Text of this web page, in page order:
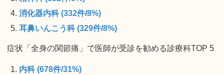
消化器内科 (332件/8%)
耳鼻いんこう科 (329件/8%)
症状「全身の関節痛」で医師が受診を勧める診療科TOP 5
内科 (678件/31%)